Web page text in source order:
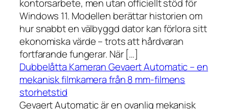
kontorsarbete, men utan officiellt stöd för
Windows 11. Modellen berättar historien om
hur snabbt en välbyggd dator kan förlora sitt
ekonomiska värde – trots att hårdvaran
fortfarande fungerar. När […]
Dubbelåtta Kameran Gevaert Automatic – en
mekanisk filmkamera från 8 mm-filmens
storhetstid
Gevaert Automatic är en ovanlig mekanisk